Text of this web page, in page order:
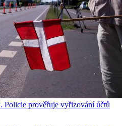
Policie prověřuje vyřizování účtů